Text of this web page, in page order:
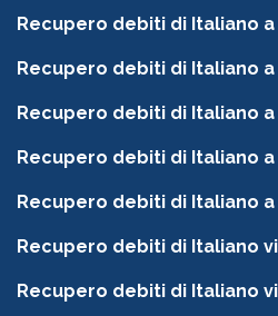
Recupero debiti di Italiano
Recupero debiti di Italiano a
Recupero debiti di Italiano a
Recupero debiti di Italiano a
Recupero debiti di Italiano
Recupero debiti di Italiano
Recupero debiti di Italiano